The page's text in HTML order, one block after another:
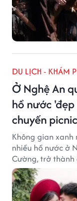
DU LỊCH - KHÁM
Ở Nghệ An
hồ nước
chuyến
Không gian
nhiều hồ nước ở
Cường, trở thành